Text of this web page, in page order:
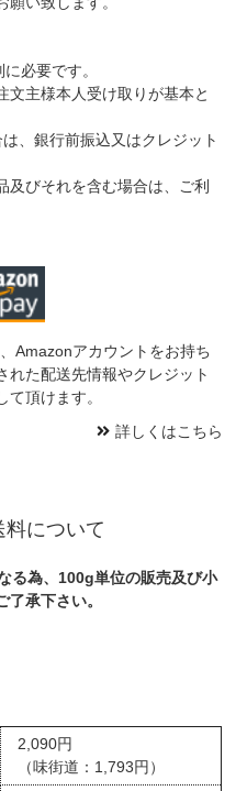
必要です。
主様本人受け取りが基本と
、銀行前振込又はクレジット
びそれを含む場合は、ご利
Amazonアカウントをお持ち
れた配送先情報やクレジット
頂けます。
詳しくはこちら
料について
る為、100g単位の販売及び小
承下さい。
2,090円
（味街道：1,793円）